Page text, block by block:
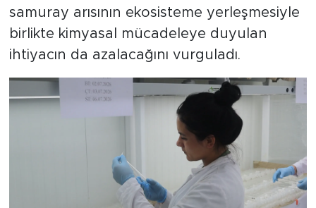
samuray arısının ekosisteme yerleşmesiyle
birlikte kimyasal mücadeleye duyulan
ihtiyacın da azalacağını vurguladı.